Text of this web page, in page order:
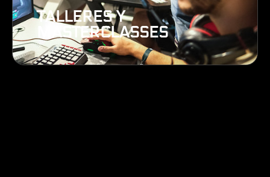
TALLERES Y
MASTERCLASSES